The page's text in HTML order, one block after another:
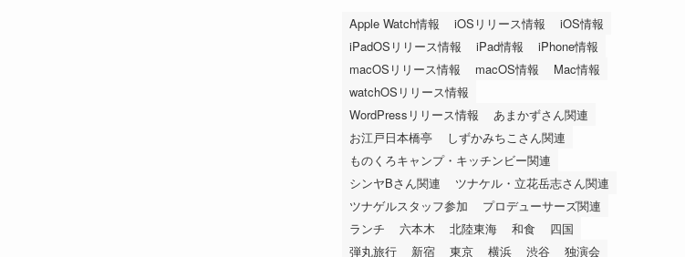
Apple Watch情報 iOSリリース情報
iOS情報
iPadOSリリース情報
iPad情報
iPhone情報
macOSリリース情報
macOS情報
Mac情報
watchOSリリース情報
WordPressリリース情報
あまかずさん関連
お江戸日本橋亭
しずかみちこさん関連
ものくろキャンプ・キッチンビー関連
シンヤBさん関連
ツナケル・立花岳志さん関連
ツナゲルスタッフ参加
プロデューサーズ関連
ランチ
六本木 北陸東海 和食
四国
弾丸旅行
新宿 東京 横浜 渋谷 独演会